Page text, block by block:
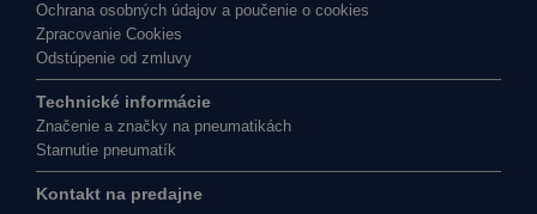
Ochrana osobných údajov a poučenie o cookies
Zpracovanie Cookies
Odstúpenie od zmluvy
Technické informácie
Značenie a značky na pneumatikách
Starnutie pneumatík
Kontakt na predajne